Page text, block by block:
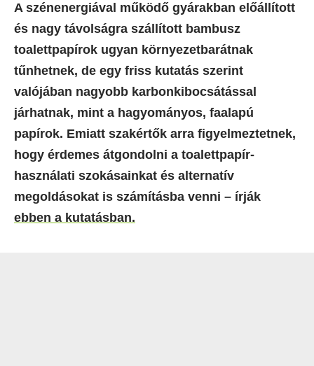
A szénenergiával működő gyárakban előállított
és nagy távolságra szállított bambusz
toalettpapírok ugyan környezetbarátnak
tűnhetnek, de egy friss kutatás szerint
valójában nagyobb karbonkibocsátással
járhatnak, mint a hagyományos, faalapú
papírok. Emiatt szakértők arra figyelmeztetnek,
hogy érdemes átgondolni a toalettpapír-
használati szokásainkat és alternatív
megoldásokat is számításba venni – írják
ebben a kutatásban.